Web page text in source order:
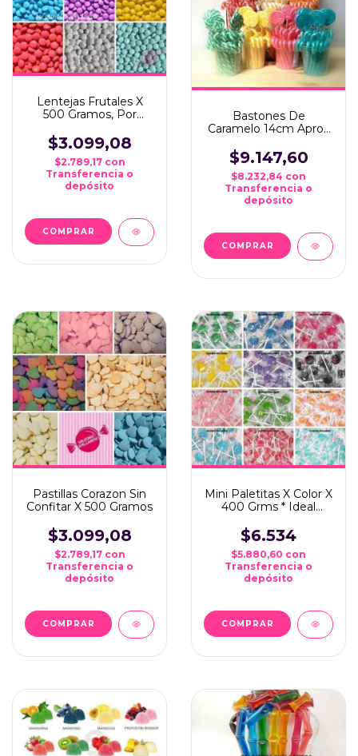
Lentejas Frutales X
500 Gramos, Por
$3.099,08
$2.789,17 con
Transferencia o
depósito
COMPRAR
Bastones De
Caramelo 14cm Aprox
Bar*
$9.147,60
$8.232,84 con
Transferencia o
depósito
COMPRAR
Pastillas Corazon Sin
Confitar X 500 Gramos
$3.099,08
$2.789,17 con
Transferencia o
depósito
COMPRAR
Mini Paletitas X Color X
400 Grms * Ideal
$6.534
$5.880,60 con
Transferencia o
depósito
COMPRAR